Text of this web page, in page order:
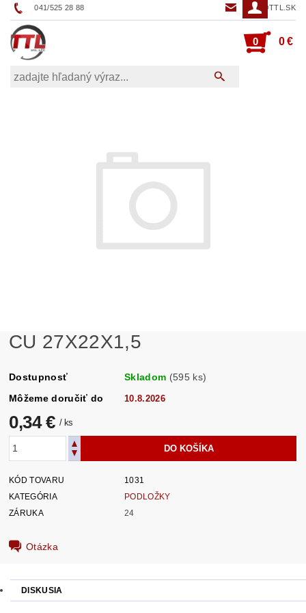
041/525 28 88 TTL@TTL.SK
0 0 €
CU 27X22X1,5
Dostupnosť Skladom (595 ks)
Môžeme doručiť do
10.8.2026
0,34 € / ks
KÓD TOVARU
1031
KATEGÓRIA
PODLOŽKY
ZÁRUKA
24
Otázka
DISKUSIA